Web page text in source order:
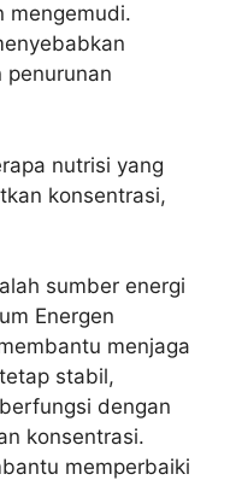
mengemudi.
penurunan
nutrisi yang
konsentrasi,
sumber energi
Energen
menjaga
stabil,
dengan
konsentrasi.
memperbaiki